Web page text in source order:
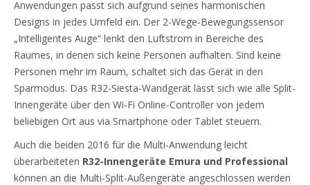
Anwendungen passt sich aufgrund seines harmonischen
Designs in jedes Umfeld ein. Der 2-Wege-Bewegungssensor
„Intelligentes Auge“ lenkt den Luftstrom in Bereiche des
Raumes, in denen sich keine Personen aufhalten. Sind keine
Personen mehr im Raum, schaltet sich das Gerät in den
Sparmodus. Das R32-Siesta-Wandgerät lässt sich wie alle Split-
Innengeräte über den Wi-Fi Online-Controller von jedem
beliebigen Ort aus via Smartphone oder Tablet steuern.
Auch die beiden 2016 für die Multi-Anwendung leicht
überarbeiteten R32-Innengeräte Emura und Professional
können an die Multi-Split-Außengeräte angeschlossen werden